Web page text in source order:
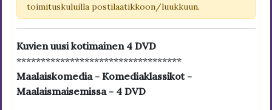
toimituskuluilla postilaatikkoon/luukkuun.
Kuvien uusi kotimainen 4 DVD
**********************************
Maalaiskomedia - Komediaklassikot -
Maalaismaisemissa - 4 DVD